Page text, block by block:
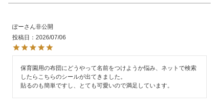
ぽー
非公開
投稿日
2026/07/06
保育園用の布団にどうやって名前をつけようか悩み、ネットで検索
したらこちらのシールが出てきました。
貼るのも簡単ですし、とても可愛いので満足しています。